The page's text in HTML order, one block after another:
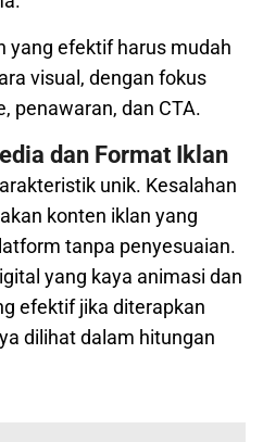
yang efektif harus mudah
visual, dengan fokus
penawaran, dan CTA.
dan Format Iklan
unik. Kesalahan
konten iklan yang
tanpa penyesuaian.
yang kaya animasi dan
efektif jika diterapkan
dilihat dalam hitungan